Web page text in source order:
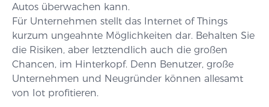
Autos überwachen kann.
Für Unternehmen stellt das Internet of Things
kurzum ungeahnte Möglichkeiten dar. Behalten Sie
die Risiken, aber letztendlich auch die großen
Chancen, im Hinterkopf. Denn Benutzer, große
Unternehmen und Neugründer können allesamt
von Iot profitieren.